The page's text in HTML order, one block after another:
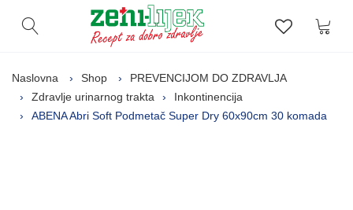
Otvori pretragu Lista
Naslovna Shop
PREVENCIJOM DO ZDRAVLJA
Zdravlje urinarnog trakta
Inkontinencija
ABENA Abri Soft Podmetač Super Dry 60x90cm 30 komada